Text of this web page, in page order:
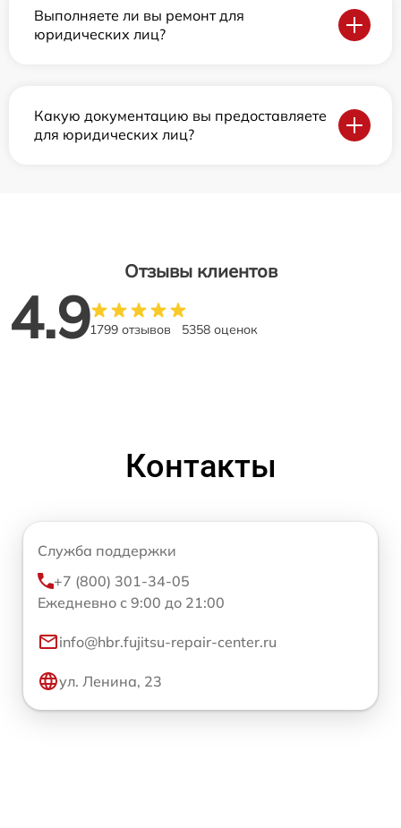
Выполняете ли вы ремонт для
юридических лиц?
Какую документацию вы предоставляете
для юридических лиц?
Отзывы клиентов
4.91799 отзывов 5358 оценок
Контакты
Служба поддержки
+7 (800) 301-34-05
Ежедневно с 9:00 до 21:00
info@hbr.fujitsu-repair-center.ru
ул. Ленина, 23